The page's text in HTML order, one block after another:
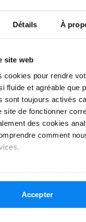
Détails À
site web
cookies pour rendre
fluide et agréable que
sont toujours activés
site de fonctionner
des cookies
comment
règles en vigueur
modifier vos paramètres
de détails, consultez
Accepter
déchargement de vos
sehr zufrieden konnte
au 03/08/2026
super. Absolut
super. Absolut